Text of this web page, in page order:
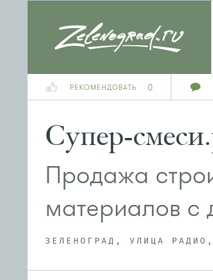
РЕКОМЕНДОВАТЬ 0
Супер-
Продажа
материалов с
ЗЕЛЕНОГРАД, УЛИЦА